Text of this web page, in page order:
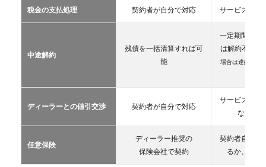
カー
リー
カー
ング
2.4
ー
税金の支払処理 契約者が自分で対応 サービス提供
中途解約
残債を一括清算すれば可
能
一定期間が経
は解約不可
場合は違約金や
ディーラーとの値引交渉 契約者が自分で対応
サービス提供
な条件
任意保険
ディーラー推奨の
保険会社で契約
契約者自が自
るか、契約